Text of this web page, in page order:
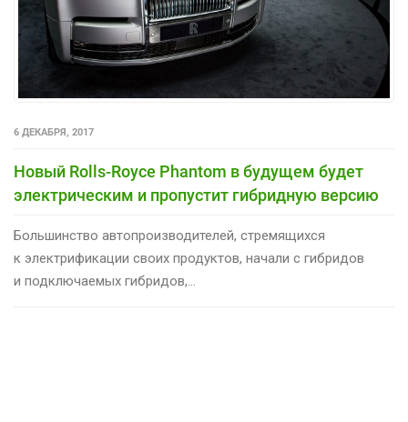
6 ДЕКАБРЯ, 2017
Новый Rolls-Royce Phantom в будущем будет
электрическим и пропустит гибридную версию
Большинство автопроизводителей, стремящихся
к электрификации своих продуктов, начали с гибридов
и подключаемых гибридов,...